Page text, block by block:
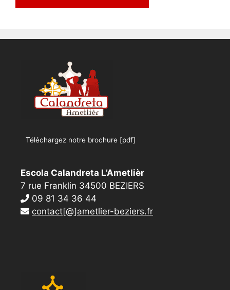
Téléchargez notre brochure [pdf]
Escola Calandreta L’Ametlièr
7 rue Franklin 34500 BEZIERS
09 81 34 36 44
contact[@]ametlier-beziers.fr